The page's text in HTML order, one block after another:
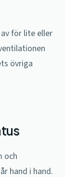
för lite eller
övriga
och
hand i hand.